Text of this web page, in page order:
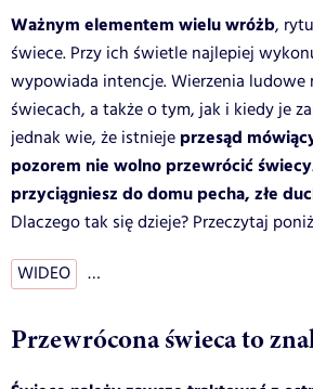
Ważnym elementem wielu wróżb,
świece. Przy ich świetle najlepiej
wypowiada intencje. Wierzenia ludowe
świecach, a także o tym, jak i kiedy je
jednak wie, że istnieje przesąd
pozorem nie wolno przewrócić świecy
przyciągniesz do domu pecha, złe
Dlaczego tak się dzieje? Przeczytaj
WIDEO …
Przewrócona świeca to